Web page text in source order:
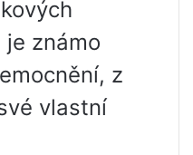
známo
z
vlastní